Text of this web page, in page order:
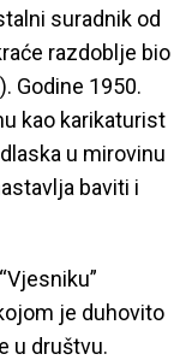
suradnik od
razdoblje bio
Godine 1950.
kao karikaturist
u mirovinu
baviti i
je duhovito
u društvu.